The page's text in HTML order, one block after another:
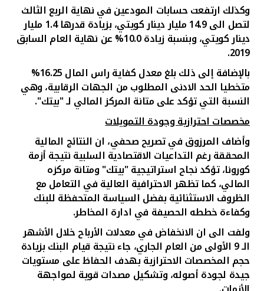
وكذلك ارتفعت حسابات المودعين في نهاية الربع الثالث
لتصل الى 14.9 مليار دينار كويتي ، بزيادة قدرها 1.4 مليار
ديناركويتي ، وبنسبة زيادة 10.0% عن نهاية العام السابق
2019.
بالإضافة إلى ذلك بلغ معدل كفاية راس المال 16.25%
متخطيا الحد الادنى المطلوب من الجهات الرقابية، وهي
النسبة التي تؤكد على متانة المركز المالي لـ "بيتك".
مخصصات احترازية وجودة التمويلات
وأضاف المرزوق في تصريح صحفي، ان النتائج المالية
المحققة رغم التداعيات الاقتصادية السلبية نتيجة أزمة
كورونا، تؤكد نجاح استراتيجية "بيتك" ومتانة مركزه
المالي، كما تظهر الاحترافية العالية في التعامل مع
الظروف الاستثنائية بفضل السياسة المتحفظة للبنك
وكفاءة خططه الحصيفة في ادارة المخاطر.
ولفت الى ان الانخفاض في معدلات الأرباح خلال الأشهر
الـ 9 الأولى من العام الجاري، جاء نتيجة قيام البنك بزيادة
حجم المخصصات الاحترازية بهدف الحفاظ على مستويات
جيدة لجودة أصوله، وتشكيل مصدات قوية لمواجهة